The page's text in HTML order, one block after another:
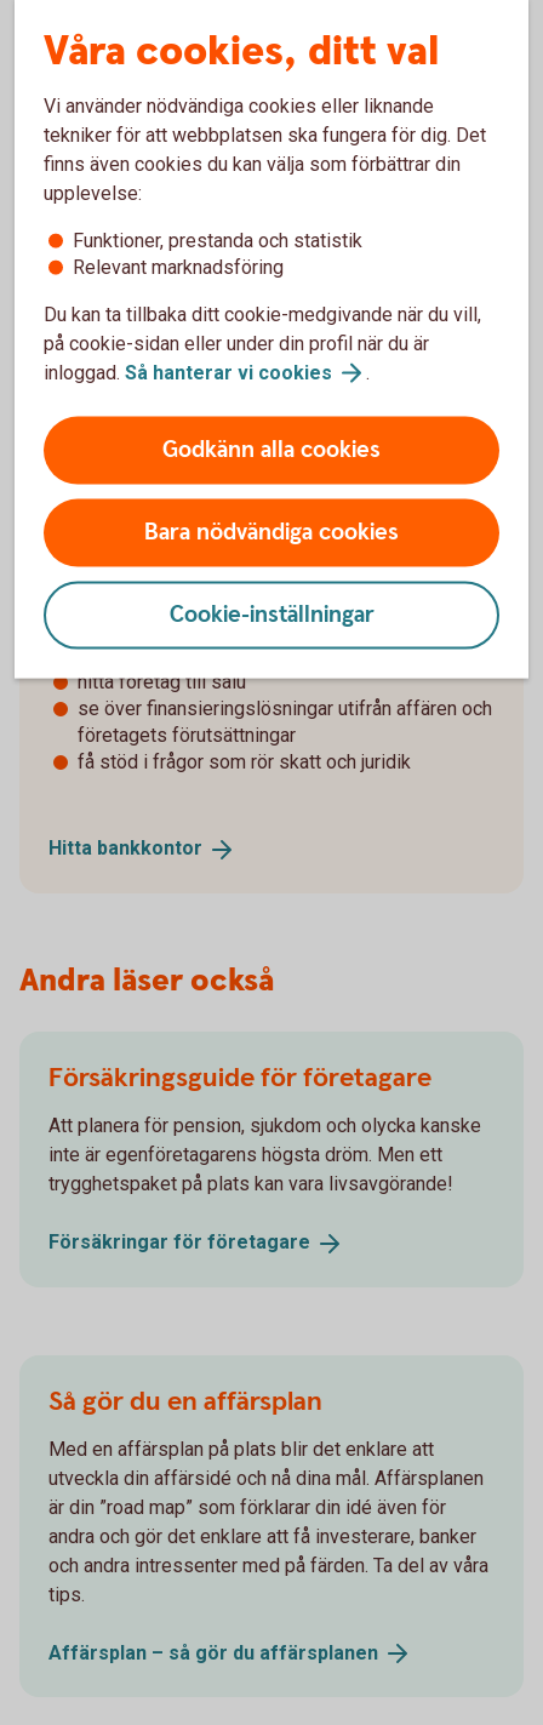
Affären är inte klar bara för att avtalet är påskrivet. Hur du
tar hand om företaget efter köpet kan vara minst lika viktigt.
Fundera tidigt på hur verksamheterna ska fungera
tillsammans. Vad ska förändras och vad ska fortsätta som
tidigare? Hur påverkas medarbetare, kunder och
leverantörer?
En tydlig plan för den första tiden efter köpet kan göra det
enklare att prioritera och skapa trygghet i förändringen.
Ta hjälp inför företagsköpet
Ett företagsköp kan väcka frågor om allt från
finansiering till skatt och juridik. Därför kan det vara
bra att ta hjälp av rådgivare och andra specialister
tidigt i processen.
Vi kan hjälpa dig att:
hitta företag till salu
se över finansieringslösningar utifrån affären och
företagets förutsättningar
få stöd i frågor som rör skatt och juridik
Hitta bankkontor
Andra läser också
Försäkringsguide för företagare
Att planera för pension, sjukdom och olycka kanske
inte är egenföretagarens högsta dröm. Men ett
trygghetspaket på plats kan vara livsavgörande!
Försäkringar för företagare
Så gör du en affärsplan
Med en affärsplan på plats blir det enklare att
utveckla din affärsidé och nå dina mål. Affärsplanen
är din ”road map” som förklarar din idé även för
andra och gör det enklare att få investerare, banker
och andra intressenter med på färden. Ta del av våra
tips.
Affärsplan – så gör du affärsplanen
Våra cookies, ditt val
Vi använder nödvändiga cookies eller liknande
tekniker för att webbplatsen ska fungera för dig. Det
finns även cookies du kan välja som förbättrar din
upplevelse:
Funktioner, prestanda och statistik
Relevant marknadsföring
Du kan ta tillbaka ditt cookie-medgivande när du vill,
på cookie-sidan eller under din profil när du är
inloggad. Så hanterar vi cookies .
Godkänn alla cookies
Bara nödvändiga cookies
Cookie-inställningar